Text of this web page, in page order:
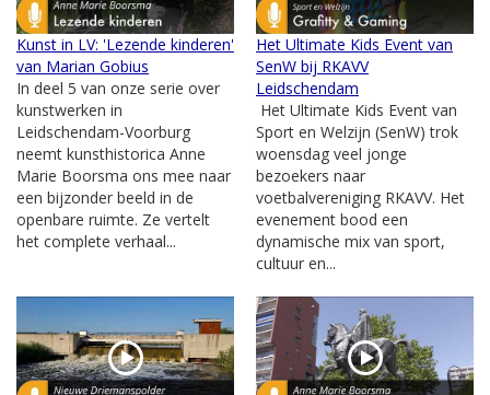
Kunst in LV: 'Lezende kinderen'
van Marian Gobius
In deel 5 van onze serie over
kunstwerken in
Leidschendam-Voorburg
neemt kunsthistorica Anne
Marie Boorsma ons mee naar
een bijzonder beeld in de
openbare ruimte. Ze vertelt
het complete verhaal...
Het Ultimate Kids Event van
SenW bij RKAVV
Leidschendam
Het Ultimate Kids Event van
Sport en Welzijn (SenW) trok
woensdag veel jonge
bezoekers naar
voetbalvereniging RKAVV. Het
evenement bood een
dynamische mix van sport,
cultuur en...